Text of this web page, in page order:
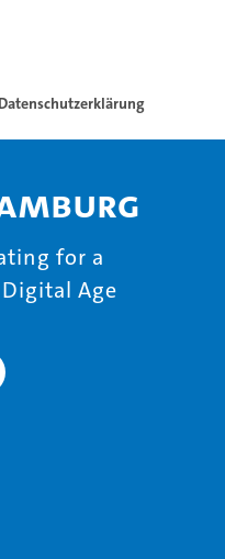
Datenschutzerklärung
for a
Age